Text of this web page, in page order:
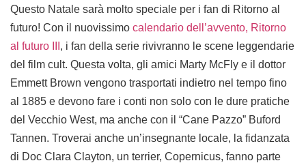
Questo Natale sarà molto speciale per i fan di Ritorno al
futuro! Con il nuovissimo calendario dell’avvento, Ritorno
al futuro III , i fan della serie rivivranno le scene leggendarie
del film cult. Questa volta, gli amici Marty McFly e il dottor
Emmett Brown vengono trasportati indietro nel tempo fino
al 1885 e devono fare i conti non solo con le dure pratiche
del Vecchio West, ma anche con il “Cane Pazzo” Buford
Tannen. Troverai anche un’insegnante locale, la fidanzata
di Doc Clara Clayton, un terrier, Copernicus, fanno parte